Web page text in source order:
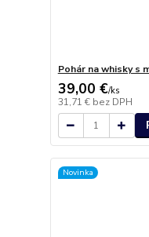
Pohár na whisky s
39,00 €/ks
31,71 € bez DPH
Novinka